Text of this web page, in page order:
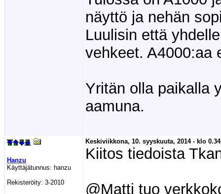
näyttö ja nehän
Luulisin että
vehkeet. A4000:aa
Yritän olla paikalla
aamuna.
Hanzu
Käyttäjätunnus: hanzu
Rekisteröity: 3-2010
Keskiviikkona, 10. syyskuuta, 2014 - klo
Kiitos tiedoista
@Matti tuo